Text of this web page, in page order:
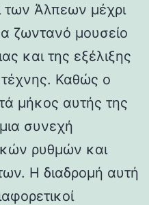
των Άλπεων μέχρι
ζωντανό μουσείο
και της εξέλιξης
Καθώς ο
μήκος αυτής της
συνεχή
ρυθμών και
Η διαδρομή αυτή